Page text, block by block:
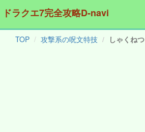
ドラクエ7完全攻略D-navi
TOP 攻撃系の呪文特技 しゃくねつ